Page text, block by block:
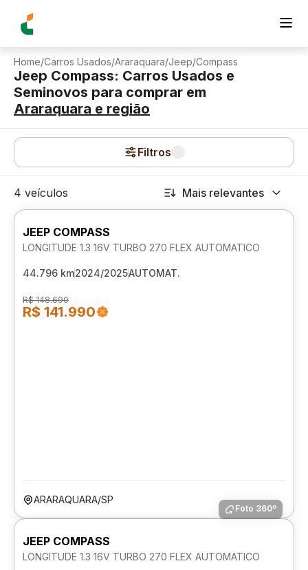
Home/Carros Usados/Araraquara/Jeep/Compass
Jeep Compass: Carros Usados e
Seminovos para comprar em
Araraquara e região
Filtros
4 veículos Mais relevantes
JEEP COMPASS
LONGITUDE 1.3 16V TURBO 270 FLEX AUTOMATICO
44.796 km2024/2025AUTOMAT.
R$ 148.690
R$ 141.990
ARARAQUARA/SP
Foto 360º
JEEP COMPASS
LONGITUDE 1.3 16V TURBO 270 FLEX AUTOMATICO